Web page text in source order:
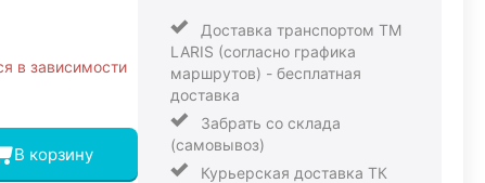
в зависимости
В корзину
Доставка транспортом ТМ
LARIS (согласно графика
маршрутов) - бесплатная
доставка
Забрать со склада
(самовывоз)
Курьерская доставка ТК